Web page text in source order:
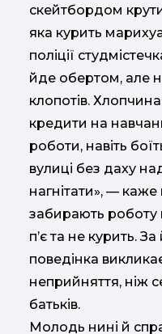
скейтбордом
яка курить
поліції
йде обертом, але
клопотів.
кредити на
роботи, навіть
вулиці без даху
нагнітати», — каже
забирають
п’є та не курить.
поведінка
неприйняття, ніж
батьків.
Молодь нині й